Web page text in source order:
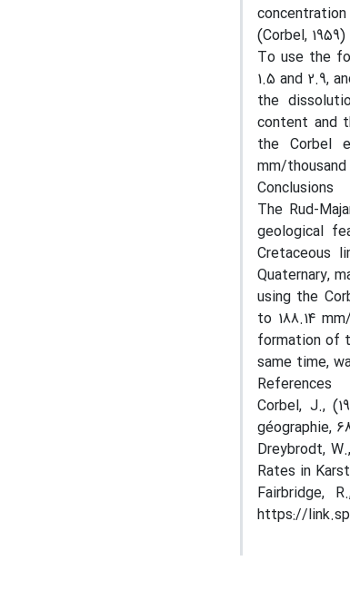
(Corbel,
To use the
1.5 and 2.9,
the
content and
the Corbel
mm/thousand
Conclusions
The Rud-
geological
Cretaceous
Quaternary,
using the
to 188.14
formation of
same time,
References
Corbel, J.,
géographie,
Dreybrodt,
Rates in
Fairbridge,
https://